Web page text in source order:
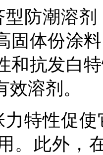
型防潮溶
固体份涂
和抗发白
溶剂。
力特性促
。此外，